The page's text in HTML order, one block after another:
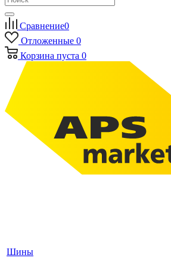
Сравнение0
Отложенные 0
Корзина пуста 0
Шины